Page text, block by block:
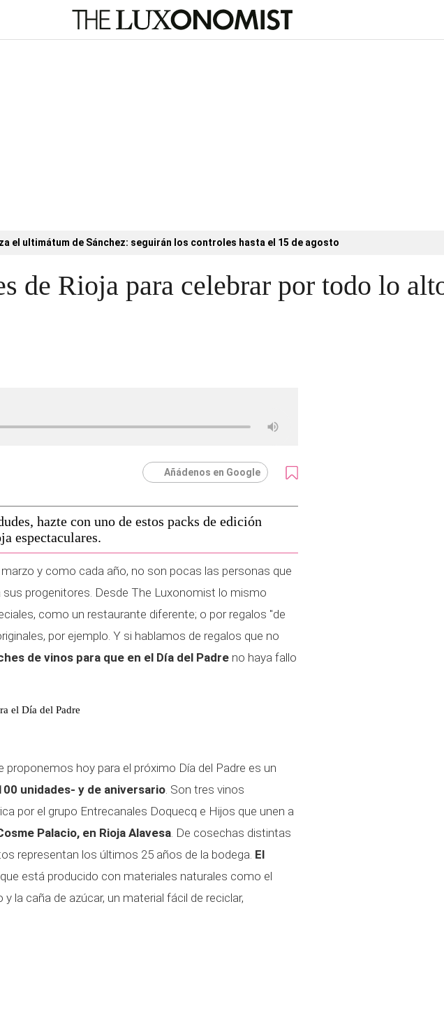
el ultimátum de Sánchez: seguirán los controles hasta el 15 de agosto
de Rioja para celebrar por todo lo
Añádenos en Google
hazte con uno de estos packs de edición
espectaculares.
y como cada año, no son pocas las personas que
sus progenitores. Desde The Luxonomist lo mismo
como un restaurante diferente; o por regalos "de
por ejemplo. Y si hablamos de regalos que no
de vinos para que en el Día del Padre no haya fallo
el Día del Padre
proponemos hoy para el próximo Día del Padre es un
unidades- y de aniversario. Son tres vinos
por el grupo Entrecanales Doquecq e Hijos que unen a
Palacio, en Rioja Alavesa. De cosechas distintas
representan los últimos 25 años de la bodega. El
está producido con materiales naturales como el
la caña de azúcar, un material fácil de reciclar,